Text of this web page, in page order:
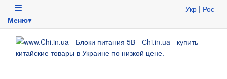
Меню▾
Укр | Рос